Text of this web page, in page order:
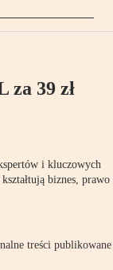
za 39 zł
i kluczowych
biznes, prawo
treści publikowane